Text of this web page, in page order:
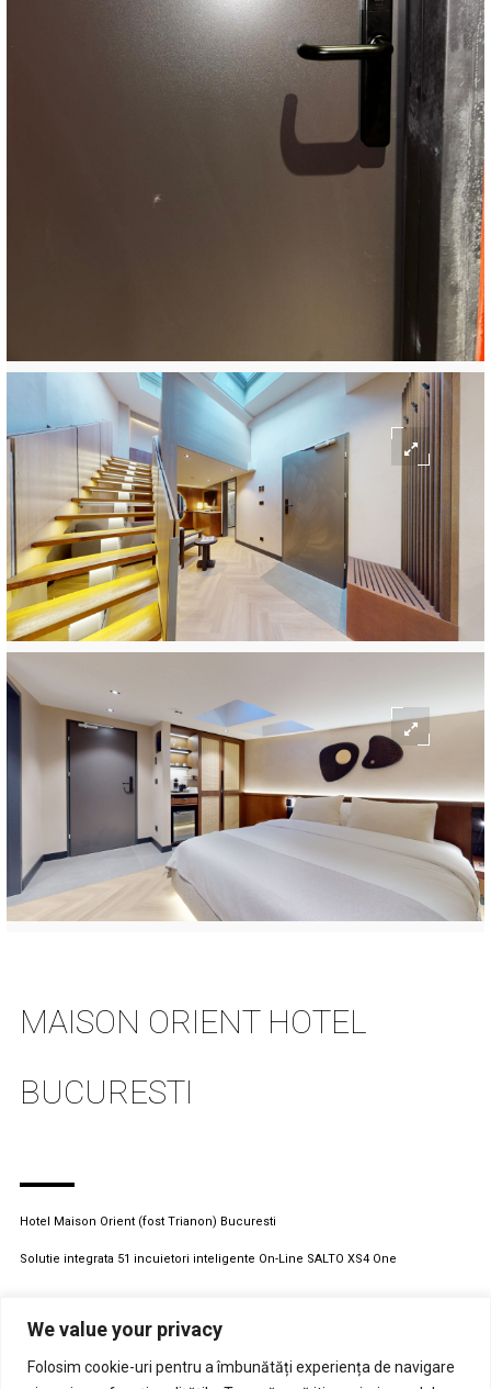
We value your privacy
Folosim cookie-uri pentru a îmbunătăți experiența de navigare
MAISON ORIENT HOTEL
BUCURESTI
Hotel Maison Orient (fost Trianon) Bucuresti
Solutie integrata 51 incuietori inteligente On-Line SALTO XS4 One
LOCATION : ROMANIA, BUCURESTI